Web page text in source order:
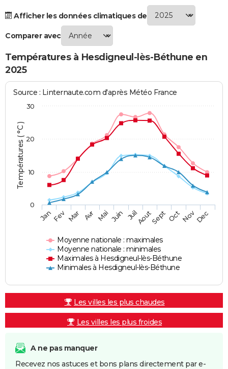
Afficher les données climatiques de
Comparer avec
Températures à Hesdigneul-lès-Béthune en
2025
Températures ( °C )
Source : Linternaute.com d'après Météo France
Moyenne nationale : maximales
Moyenne nationale : minimales
Maximales à Hesdigneul-lès-Béthune
Minimales à Hesdigneul-lès-Béthune
JanFev Mar Avr Mai Juin JuilAoutSept OctNovDec
0
10
20
30
Les villes les plus chaudes
Les villes les plus froides
A ne pas manquer
Recevez nos astuces et bons plans directement par e-